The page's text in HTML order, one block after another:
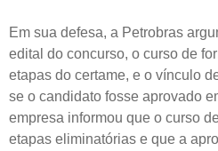
Em sua defesa, a Petrobras
edital do concurso, o curso de
etapas do certame, e o vínculo
se o candidato fosse aprovado
empresa informou que o curso
etapas eliminatórias e que a